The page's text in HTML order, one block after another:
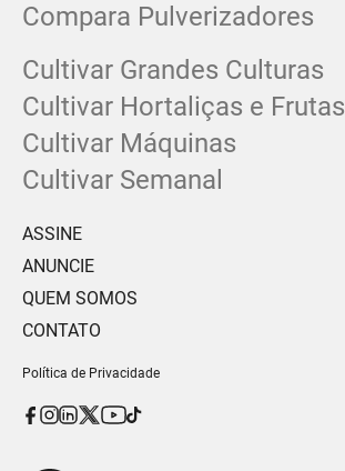
Compara Pulverizadores
Cultivar Grandes Culturas
Cultivar Hortaliças e Frutas
Cultivar Máquinas
Cultivar Semanal
ASSINE
ANUNCIE
QUEM SOMOS
CONTATO
Política de Privacidade